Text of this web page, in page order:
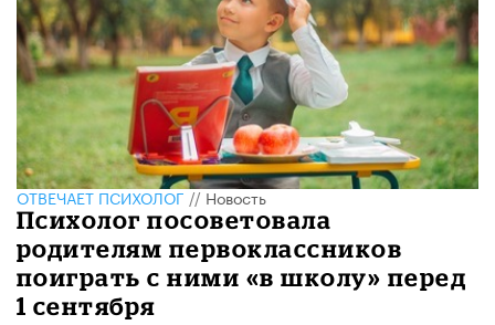
ОТВЕЧАЕТ ПСИХОЛОГ//Новость
Психолог посоветовала
родителям первоклассников
поиграть с ними «в школу» перед
1 сентября